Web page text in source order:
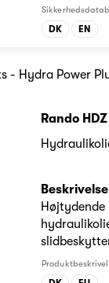
DK EN
- Hydra Power
Rando